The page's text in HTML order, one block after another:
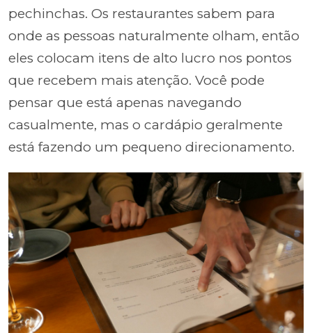
pechinchas. Os restaurantes sabem para
onde as pessoas naturalmente olham, então
eles colocam itens de alto lucro nos pontos
que recebem mais atenção. Você pode
pensar que está apenas navegando
casualmente, mas o cardápio geralmente
está fazendo um pequeno direcionamento.